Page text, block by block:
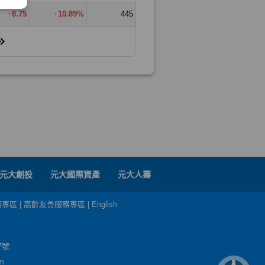
元大創投 元大國際資產 元大人壽
區 高齡友善服務專區 English
號